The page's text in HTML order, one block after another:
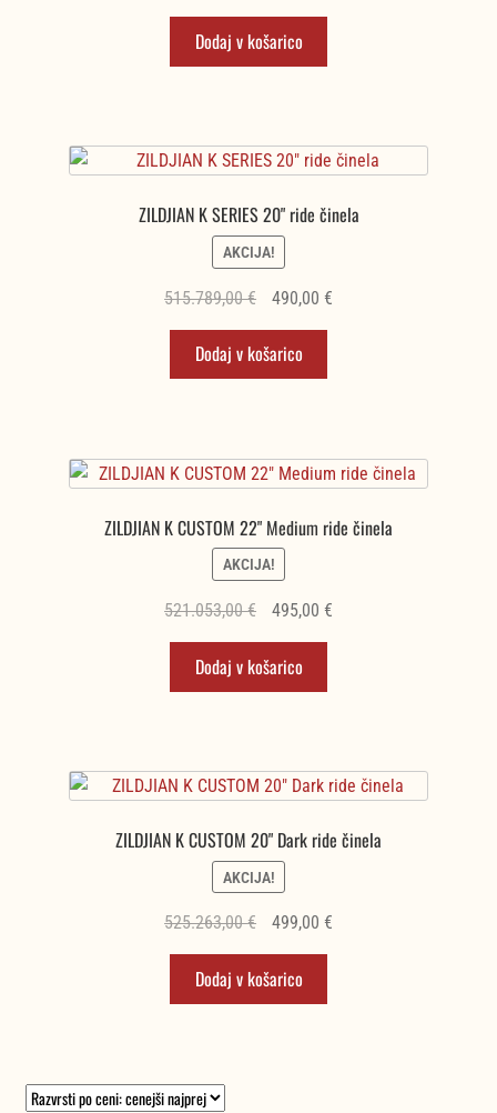
cena
je
bila:
cena
466,45 €.
Dodaj v košarico
ZILDJIAN K SERIES 20" ride činela
AKCIJA!
515.789,00€
Izvirna
je
bila:
490,00 €Trenutna
Dodaj v košarico
ZILDJIAN K CUSTOM 22" Medium ride činela
AKCIJA!
521.053,00€
Izvirna
cena
je
bila:
495,00 €Trenutna
Dodaj v košarico
ZILDJIAN K CUSTOM 20" Dark ride činela
AKCIJA!
525.263,00€
Izvirna
cena
je
bila:
499,00 €Trenutna
Dodaj v košarico